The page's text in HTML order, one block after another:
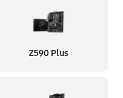
Z590 Plus